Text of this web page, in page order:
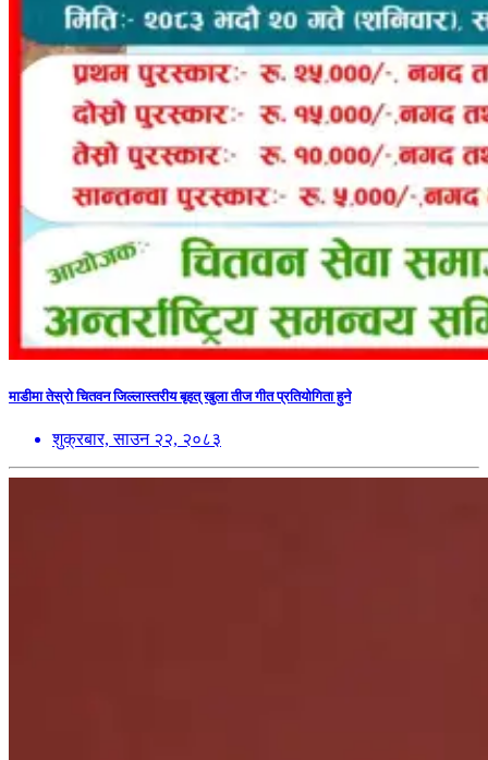
माडीमा तेस्रो चितवन जिल्लास्तरीय बृहत् खुला तीज गीत प्रतियोगिता हुने
शुक्रबार, साउन २२, २०८३